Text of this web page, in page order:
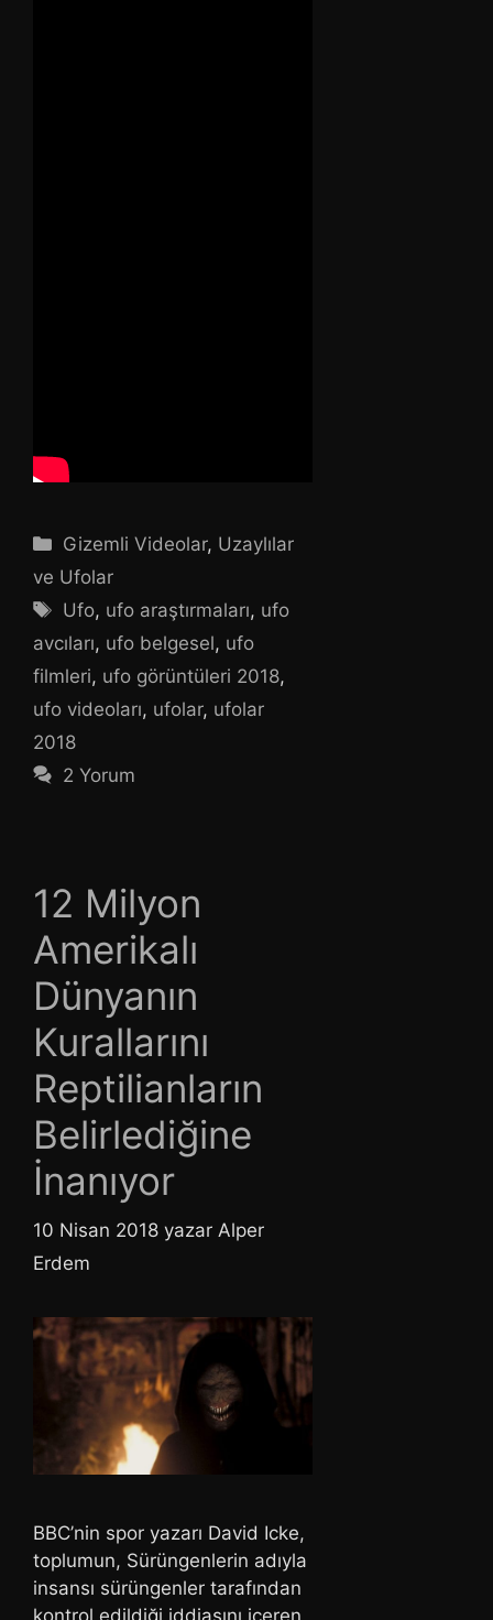
Kategoriler
Gizemli Videolar, Uzaylılar
ve Ufolar
Etiketler
Ufo, ufo araştırmaları, ufo
avcıları, ufo belgesel, ufo
filmleri, ufo görüntüleri 2018,
ufo videoları, ufolar, ufolar
2018
2 Yorum
12 Milyon
Amerikalı
Dünyanın
Kurallarını
Reptilianların
Belirlediğine
İnanıyor
10 Nisan 2018 yazar Alper
Erdem
BBC’nin spor yazarı David Icke,
toplumun, Sürüngenlerin adıyla
insansı sürüngenler tarafından
kontrol edildiği iddiasını içeren